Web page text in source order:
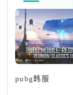
pubg韩服